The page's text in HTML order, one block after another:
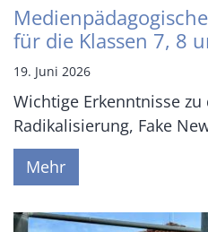
für die Klassen 7, 8
19. Juni 2026
Wichtige Erkenntnisse zu
Radikalisierung, Fake
Mehr